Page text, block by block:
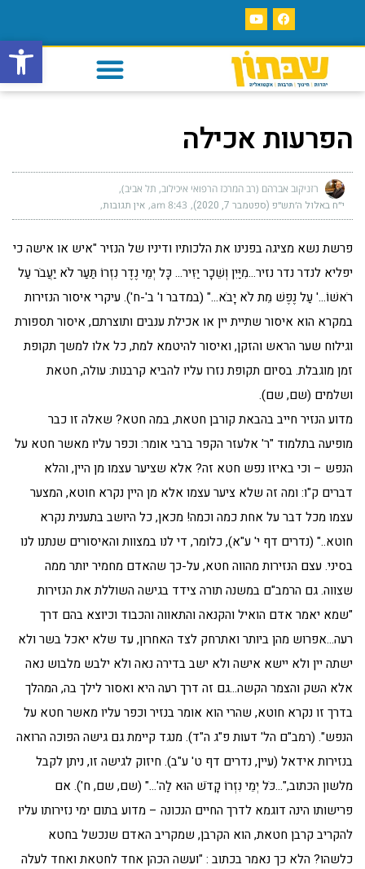
פתח
הפרעות אכילה
רזניקוב אברהם (רב המרכז הרפואי איכילוב, תל אביב)
י״ח באלול ה׳תש״פ (ספטמבר 7, 2020) 8:43 am אין תגובות
פרשת נשא מציגה בפנינו את הלכותיו ודיניו של הנזיר "איש או אישה כי
יפליא לנדר נדר נזיר…מִיַּיִן וְשֵׁכָר יַזִּיר… כָּל יְמֵי נֶדֶר נִזְרוֹ תַּעַר לֹא יַעֲבֹר עַל
רֹאשׁוֹ…' עַל נֶפֶשׁ מֵת לֹא יָבֹא…" (במדבר ו' ב'-ח'). עיקרי איסור הנזירות
במקרא הוא איסור שתיית יין או אכילת ענבים ותוצרתם, איסור תספורת
וגילוח שער הראש והזקן, ואיסור להיטמא למת, כל אלו למשך תקופת
זמן מוגבלת. בסיום תקופת נזרו עליו להביא קרבנות: עולה, חטאת
ושלמים (שם, שם).
מדוע הנזיר חייב בהבאת קורבן חטאת, במה חטא? שאלה זו כבר
מופיעה בתלמוד "ר' אלעזר הקפר ברבי אומר: וכפר עליו מאשר חטא על
הנפש – וכי באיזו נפש חטא זה? אלא שציער עצמו מן היין, והלא
דברים ק"ו: ומה זה שלא ציער עצמו אלא מן היין נקרא חוטא, המצער
עצמו מכל דבר על אחת כמה וכמה! מכאן, כל היושב בתענית נקרא
חוטא.." (נדרים דף י' ע"א), כלומר, די לנו במצוות והאיסורים שנתנו לנו
בסיני. עצם הנזירות מהווה חטא, על-כך שהאדם מחמיר יותר ממה
שצווה. גם הרמב"ם במשנה תורה צידד בגישה השוללת את הנזירות
"שמא יאמר אדם הואיל והקנאה והתאווה והכבוד וכיוצא בהם דרך
רעה…אפרוש מהן ביותר ואתרחק לצד האחרון, עד שלא יאכל בשר ולא
ישתה יין ולא יישא אישה ולא ישב בדירה נאה ולא ילבש מלבוש נאה
אלא השק והצמר הקשה…גם זה דרך רעה היא ואסור לילך בה, המהלך
בדרך זו נקרא חוטא, שהרי הוא אומר בנזיר וכפר עליו מאשר חטא על
הנפש". (רמב"ם הל' דעות פ"ג ה"ד). מנגד קיימת גם גישה הפוכה הרואה
בנזירות אידאל (עיין, נדרים דף ט' ע"ב). חיזוק לגישה זו, ניתן לקבל
מלשון הכתוב,"…כֹּל יְמֵי נִזְרוֹ קָדֹשׁ הוּא לַה'…" (שם, שם, ח'). אם
פרישותו הינה דוגמא לדרך החיים הנכונה – מדוע בתום ימי נזירותו עליו
להקריב קרבן חטאת, הוא הקרבן, שמקריב האדם שנכשל בחטא
כלשהו? הלא כך נאמר בכתוב : "ועשה הכהן אחד לחטאת ואחד לעלה